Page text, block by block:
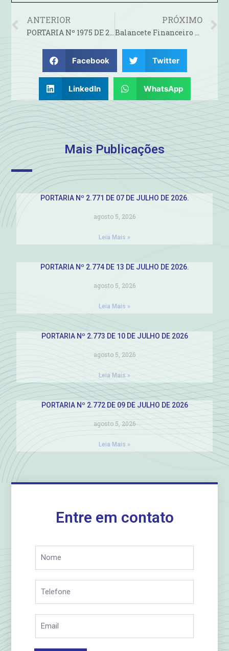
ANTERIOR
PORTARIA Nº 1975 DE 27 DE JANEIRO DE 2021
PRÓXIMO
Balancete Financeiro Fevereiro de 2020
Facebook Twitter
LinkedIn WhatsApp
Mais Publicações
PORTARIA Nº 2.771 DE 07 DE JULHO DE 2026.
agosto 5, 2026
Leia Mais »
PORTARIA Nº 2.774 DE 13 DE JULHO DE 2026.
agosto 5, 2026
Leia Mais »
PORTARIA Nº 2.773 DE 10 DE JULHO DE 2026
agosto 5, 2026
Leia Mais »
PORTARIA Nº 2.772 DE 09 DE JULHO DE 2026
agosto 5, 2026
Leia Mais »
Entre em contato